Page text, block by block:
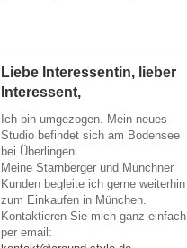
Liebe Interessentin, lieber
Interessent,
Ich bin umgezogen. Mein neues
Studio befindet sich am Bodensee
bei Überlingen.
Meine Starnberger und Münchner
Kunden begleite ich gerne weiterhin
zum Einkaufen in München.
Kontaktieren Sie mich ganz einfach
per email: